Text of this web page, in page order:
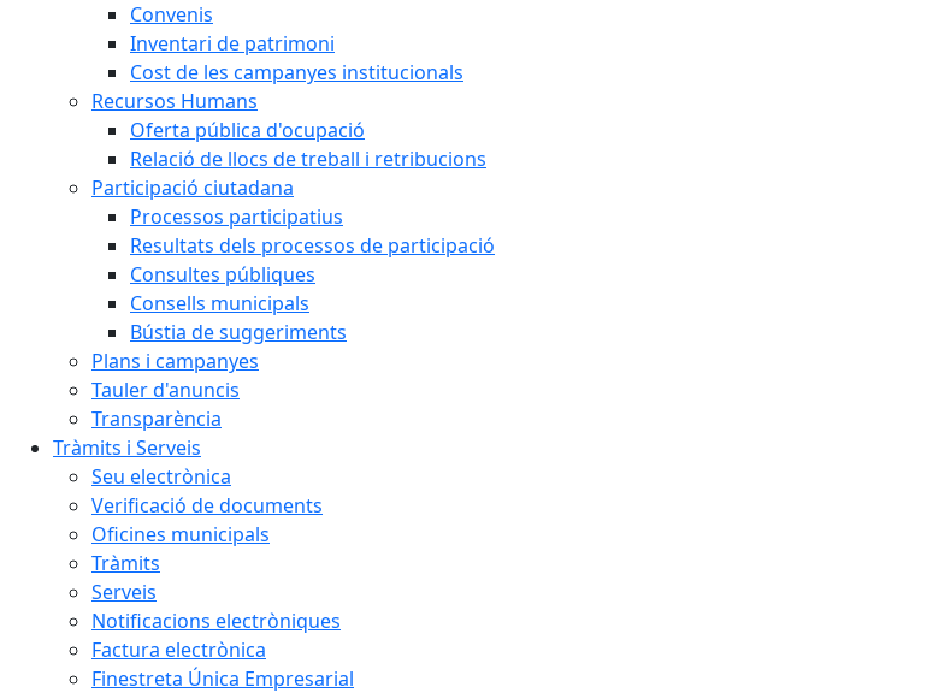
Convenis
Inventari de patrimoni
Cost de les campanyes institucionals
Recursos Humans
Oferta pública d'ocupació
Relació de llocs de treball i retribucions
Participació ciutadana
Processos participatius
Resultats dels processos de participació
Consultes públiques
Consells municipals
Bústia de suggeriments
Plans i campanyes
Tauler d'anuncis
Transparència
Tràmits i Serveis
Seu electrònica
Verificació de documents
Oficines municipals
Tràmits
Serveis
Notificacions electròniques
Factura electrònica
Finestreta Única Empresarial